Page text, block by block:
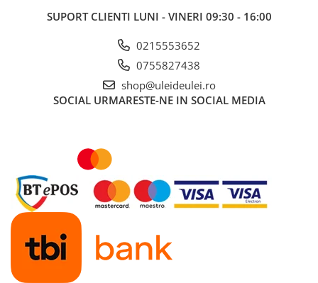
■ Ulei motor SHELL
■ Ulei motor METABOND
■ Ulei motor KROON
■ Ulei motor KROSS
■ Ulei motor SELENIA
■ Ulei motor CYCLON
■ Ulei motor OEM
Ulei motor DACIA
Ulei motor RENAULT
SUPORT CLIENTI LUNI - VINERI 09:30 - 16:00
0215553652
0755827438
shop@uleideulei.ro
SOCIAL URMARESTE-NE IN SOCIAL MEDIA